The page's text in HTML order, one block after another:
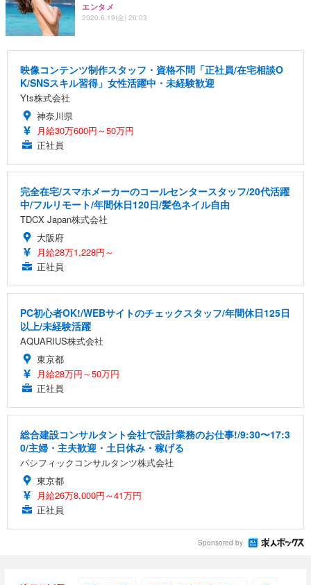
エンタメ
2020.6.19(金) 20:03
映像コンテンツ制作スタッフ・資格不問「正社員/在宅相談O
K/SNSスキル習得」女性活躍中・未経験歓迎
Yts株式会社
神奈川県
月給30万600円～50万円
正社員
完全在宅/スマホメーカーのコールセンタースタッフ/20代活躍
中/フルリモート/年間休日120日/髪色ネイル自由
TDCX Japan株式会社
大阪府
月給28万1,228円～
正社員
PC初心者OK!/WEBサイトのチェックスタッフ/年間休日125日
以上/未経験活躍
AQUARIUS株式会社
東京都
月給28万円～50万円
正社員
総合建設コンサルタント会社で設計業務のお仕事!/9:30〜17:3
0/主婦・主夫歓迎・土日休み・稼げる
パシフィックコンサルタンツ株式会社
東京都
月給26万8,000円～41万円
正社員
Sponsored by